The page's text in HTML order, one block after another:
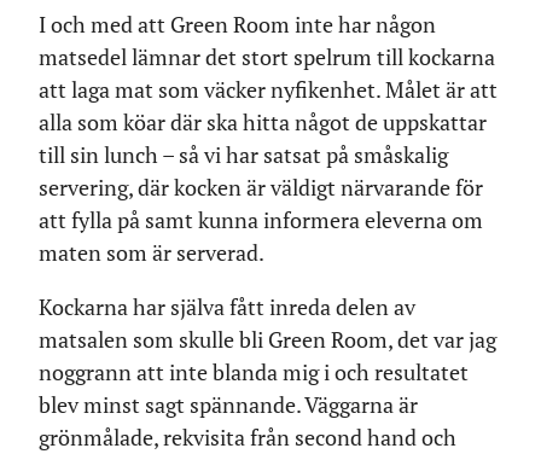
I och med att Green Room inte har någon
matsedel lämnar det stort spelrum till kockarna
att laga mat som väcker nyfikenhet. Målet är att
alla som köar där ska hitta något de uppskattar
till sin lunch – så vi har satsat på småskalig
servering, där kocken är väldigt närvarande för
att fylla på samt kunna informera eleverna om
maten som är serverad.
Kockarna har själva fått inreda delen av
matsalen som skulle bli Green Room, det var jag
noggrann att inte blanda mig i och resultatet
blev minst sagt spännande. Väggarna är
grönmålade, rekvisita från second hand och